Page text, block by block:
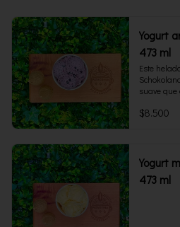
Yogurt
473 ml
Este
suave que
porciones.
$8.500
Yogurt
473 ml